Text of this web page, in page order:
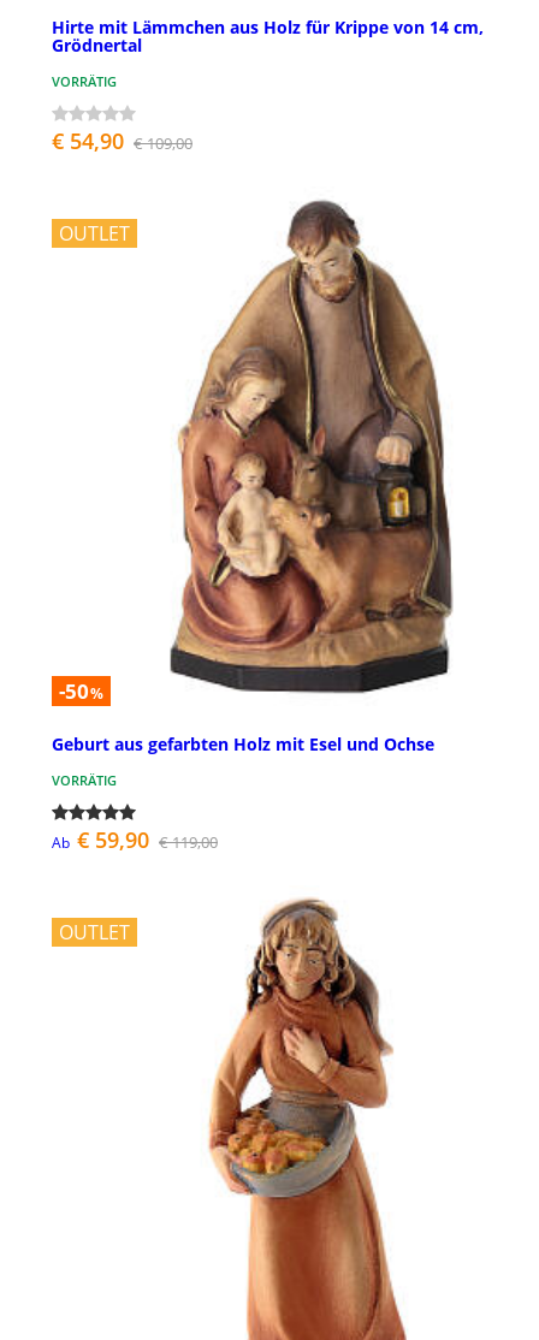
Hirte mit Lämmchen aus Holz für Krippe von 14 cm,
Grödnertal
VORRÄTIG
€ 54,90 € 109,00
OUTLET
-50%
Geburt aus gefarbten Holz mit Esel und Ochse
VORRÄTIG
Ab € 59,90 € 119,00
OUTLET